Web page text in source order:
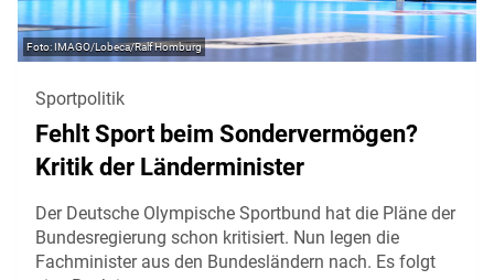
IMAGO/Lobeca/Ralf Homburg
Sportpolitik
Fehlt Sport beim Sondervermögen?
Kritik der Länderminister
Der Deutsche Olympische Sportbund hat die Pläne der
Bundesregierung schon kritisiert. Nun legen die
Fachminister aus den Bundesländern nach. Es folgt